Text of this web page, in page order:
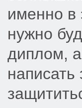
именно в
нужно
диплом,